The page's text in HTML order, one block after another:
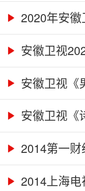
2020年安
安徽卫视
安徽卫视《
安徽卫视《
2014第一
2014上海